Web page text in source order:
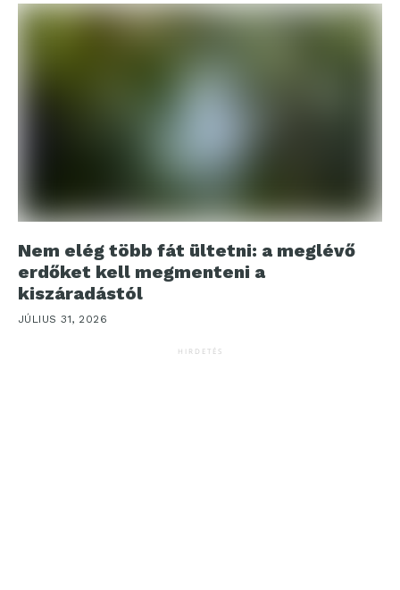
Nem elég több fát ültetni: a meglévő
erdőket kell megmenteni a
kiszáradástól
JÚLIUS 31, 2026
HIRDETÉS